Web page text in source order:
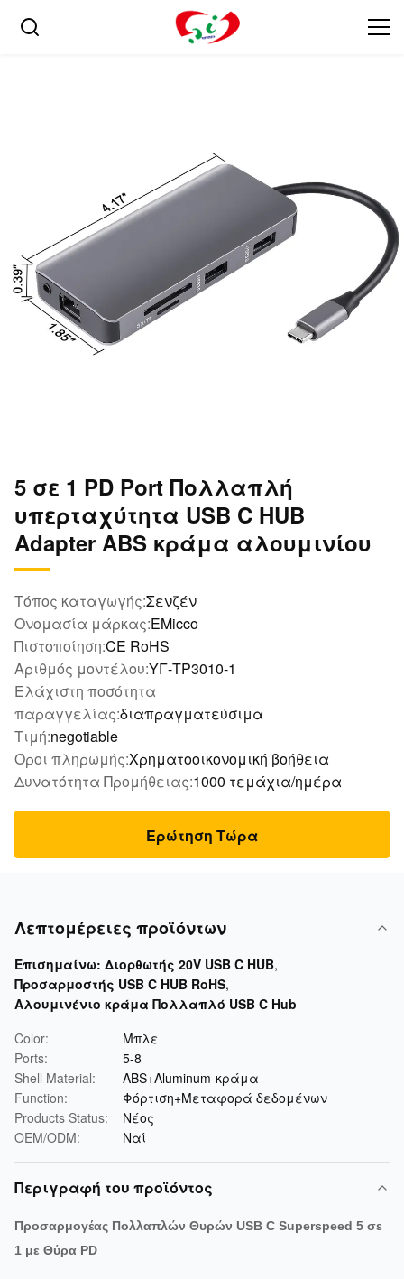
5 σε 1 PD Port Πολλαπλή
υπερταχύτητα USB C HUB
Adapter ABS κράμα αλουμινίου
Τόπος καταγωγής:Σενζέν
Ονομασία μάρκας:EMicco
Πιστοποίηση:CE RoHS
Αριθμός μοντέλου:ΥΓ-TP3010-1
Ελάχιστη ποσότητα
παραγγελίας:διαπραγματεύσιμα
Τιμή:negotiable
Όροι πληρωμής:Χρηματοοικονομική βοήθεια
Δυνατότητα Προμήθειας:1000 τεμάχια/ημέρα
Ερώτηση Τώρα
Λεπτομέρειες προϊόντων
Επισημαίνω: Διορθωτής 20V USB C HUB,
Προσαρμοστής USB C HUB RoHS,
Αλουμινένιο κράμα Πολλαπλό USB C Hub
Color:
Μπλε
Ports:
5-8
Shell Material:
ABS+Aluminum-κράμα
Function:
Φόρτιση+Μεταφορά δεδομένων
Products Status:
Νέος
OEM/ODM:
Ναί
Περιγραφή του προϊόντος
Προσαρμογέας Πολλαπλών Θυρών USB C Superspeed 5 σε
1 με Θύρα PD